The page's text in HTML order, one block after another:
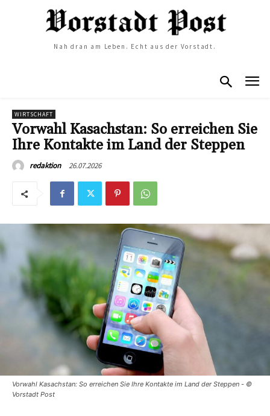
Nah dran am Leben. Echt aus der Vorstadt.
WIRTSCHAFT
Vorwahl Kasachstan: So erreichen Sie
Ihre Kontakte im Land der Steppen
redaktion 26.07.2026
Vorwahl Kasachstan: So erreichen Sie Ihre Kontakte im Land der Steppen - ©
Vorstadt Post